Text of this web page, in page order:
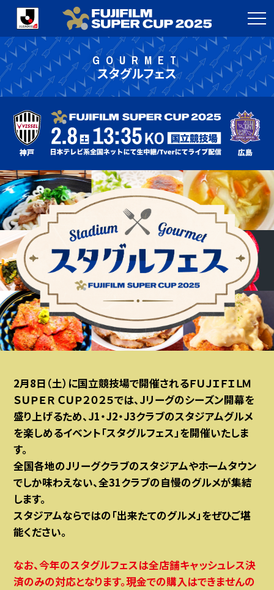
GOURMET
スタグルフェス
2月8日（土）に国立競技場で開催されるＦＵＪＩＦＩＬＭ
ＳＵＰＥＲ ＣＵＰ２０２５では、Jリーグのシーズン開幕を
盛り上げるため、J1・J2・J3クラブのスタジアムグルメ
を楽しめるイベント「スタグルフェス」を開催いたしま
す。
全国各地のJリーグクラブのスタジアムやホームタウン
でしか味わえない、全31クラブの自慢のグルメが集結
します。
スタジアムならではの「出来たてのグルメ」をぜひご堪
能ください。
なお、今年のスタグルフェスは全店舗キャッシュレス決
済のみの対応となります。現金での購入はできませんの